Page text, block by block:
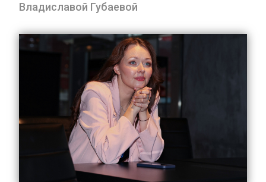
Владиславой Губаевой